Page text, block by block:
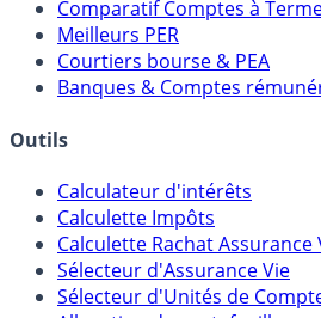
Comparatif Comptes à
Meilleurs PER
Courtiers bourse & PEA
Banques & Comptes
Outils
Calculateur d'intérêts
Calculette Impôts
Calculette Rachat Assurance
Sélecteur d'Assurance Vie
Sélecteur d'Unités de